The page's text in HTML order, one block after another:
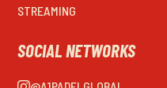
STREAMING
SOCIAL NETWORKS